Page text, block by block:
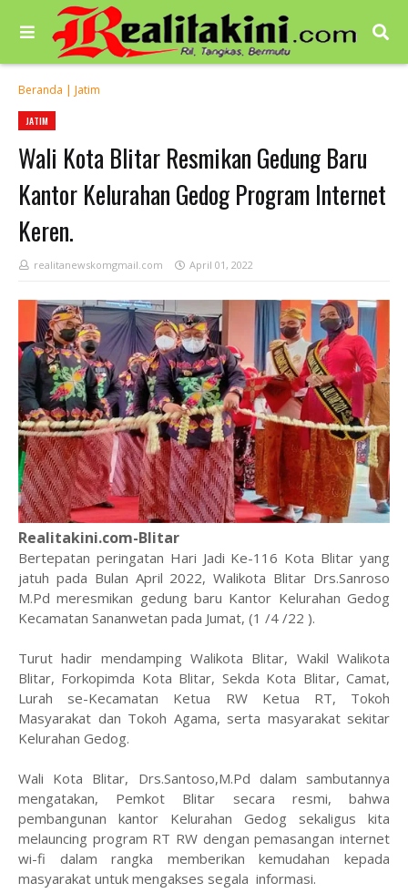
Beranda | Jatim
JATIM
Wali Kota Blitar Resmikan Gedung Baru
Kantor Kelurahan Gedog Program Internet
Keren.
realitanewskomgmail.com April 01, 2022
Realitakini.com-Blitar
Bertepatan peringatan Hari Jadi Ke-116 Kota Blitar yang
jatuh pada Bulan April 2022, Walikota Blitar Drs.Sanroso
M.Pd meresmikan gedung baru Kantor Kelurahan Gedog
Kecamatan Sananwetan pada Jumat, (1 /4 /22 ).
Turut hadir mendamping Walikota Blitar, Wakil Walikota
Blitar, Forkopimda Kota Blitar, Sekda Kota Blitar, Camat,
Lurah se-Kecamatan Ketua RW Ketua RT, Tokoh
Masyarakat dan Tokoh Agama, serta masyarakat sekitar
Kelurahan Gedog.
Wali Kota Blitar, Drs.Santoso,M.Pd dalam sambutannya
mengatakan, Pemkot Blitar secara resmi, bahwa
pembangunan kantor Kelurahan Gedog sekaligus kita
melauncing program RT RW dengan pemasangan internet
wi-fi dalam rangka memberikan kemudahan kepada
masyarakat untuk mengakses segala informasi.